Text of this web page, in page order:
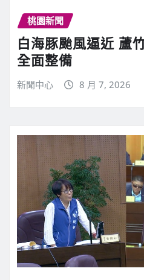
桃園新聞
白海豚颱風逼近 蘆
全面整備
新聞中心 8 月 7, 2026